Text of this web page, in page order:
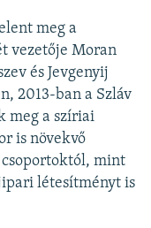
meg a
vezetője Moran
és Jevgenyij
2013-ban a Szláv
meg a szíriai
is növekvő
csoportoktól, mint
létesítményt is